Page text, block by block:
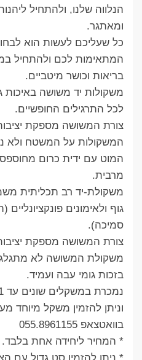
הנלווה שלנו, ולהתחיל
ומאתגר.
כל שעליכם לעשות הוא
המתאימות לכם ולהתחיל
בריאות וכושר מיטביים.
משקולות יד משושה באיכות
לכל התרגילים החופשיים.
צורת המשושה מספקת
המשקולות על המשטח ולא
המוט עם ידית כרום
מרבית.
משקולת-יד רב תכליתית
גוף ולאימונים
סמיכה).
צורת המשושה מספקת
משקולת המשושה לא
בזכות גומי עבה ועמיד.
בוואטצאפ 055.8961155
* המחיר ליחידה אחת בלבד.